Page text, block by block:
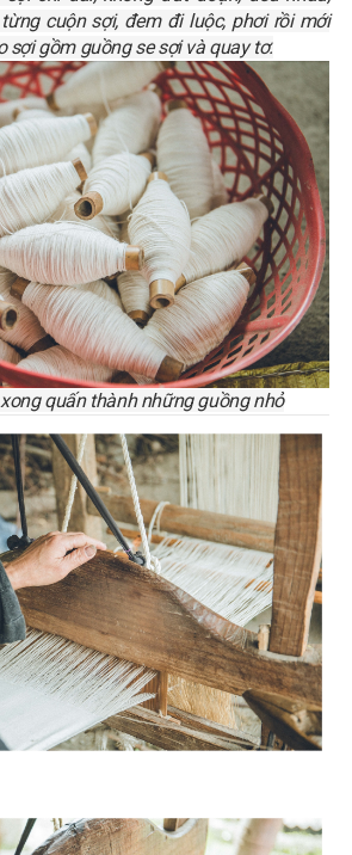
cuộn sợi, đem đi luộc, phơi rồi mới
sợi gồm guồng se sợi và quay tơ.
quấn thành những guồng nhỏ